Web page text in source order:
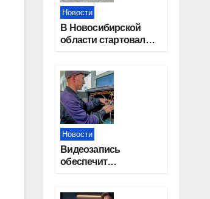
Новости
В Новосибирской
области стартовал
Новости
Видеозапись
обеспечит